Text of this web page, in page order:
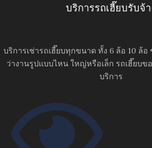
บริการรถเฮี๊ยบรับจ้า
บริการเช่ารถเฮี๊ยบทุกขนาด ทั้ง 6 ล้อ 10 ล้
ว่างานรูปแบบไหน ใหญ่หรือเล็ก รถเฮี๊ยบข
บริการ